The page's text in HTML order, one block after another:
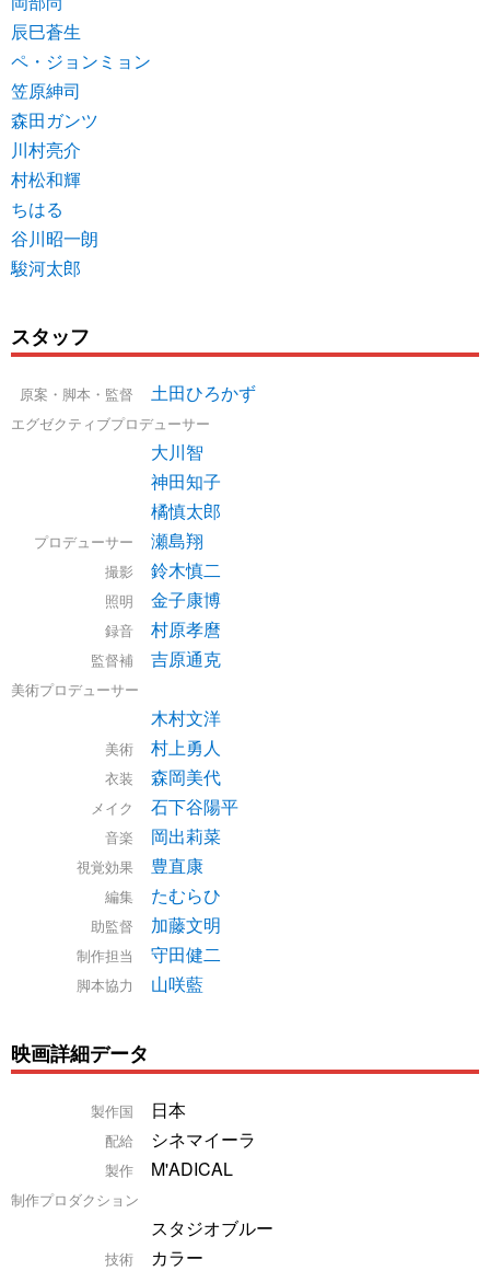
辰巳蒼生
ペ・ジョンミョン
笠原紳司
森田ガンツ
川村亮介
村松和輝
ちはる
谷川昭一朗
駿河太郎
スタッフ
原案・脚本・監督 土田ひろかず
エグゼクティブプロデューサー
大川智
神田知子
橘慎太郎
プロデューサー 瀬島翔
撮影 鈴木慎二
照明 金子康博
録音 村原孝麿
監督補 吉原通克
美術プロデューサー
木村文洋
美術 村上勇人
衣装 森岡美代
メイク 石下谷陽平
音楽 岡出莉菜
視覚効果 豊直康
編集 たむらひ
助監督 加藤文明
制作担当 守田健二
脚本協力 山咲藍
映画詳細データ
製作国 日本
配給 シネマイーラ
製作 M'ADICAL
制作プロダクション
スタジオブルー
技術 カラー